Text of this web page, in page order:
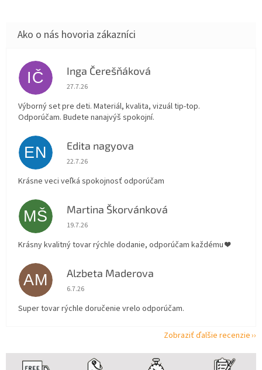
IČ Inga Čerešňáková
Hodnotenie obchodu je 5 z 5 hviezdičiek.
27.7.26
Výborný set pre deti. Materiál, kvalita, vizuál tip-top.
Odporúčam. Budete nanajvýš spokojní.
EN Edita nagyova
Hodnotenie obchodu je 5 z 5 hviezdičiek.
22.7.26
Krásne veci veľká spokojnosť odporúčam
MŠ Martina Škorvánková
Hodnotenie obchodu je 5 z 5 hviezdičiek.
19.7.26
Krásny kvalitný tovar rýchle dodanie, odporúčam každému ❤️
AM Alzbeta Maderova
Hodnotenie obchodu je 5 z 5 hviezdičiek.
6.7.26
Super tovar rýchle doručenie vrelo odporúčam.
Zobraziť ďalšie recenzie